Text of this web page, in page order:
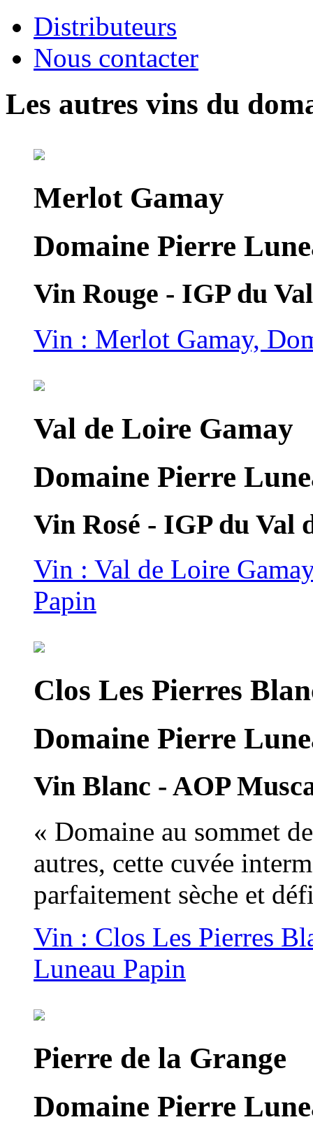
Distributeurs
Nous contacter
Les autres vins du
Merlot Gamay
Domaine Pierre
Vin Rouge - IGP du
Vin : Merlot Gamay,
Val de Loire Gamay
Domaine Pierre
Vin Rosé - IGP du Val
Vin : Val de Loire
Papin
Clos Les Pierres
Domaine Pierre
Vin Blanc - AOP
« Domaine au sommet
autres, cette cuvée
parfaitement sèche et
Vin : Clos Les Pierres
Luneau Papin
Pierre de la Grange
Domaine Pierre